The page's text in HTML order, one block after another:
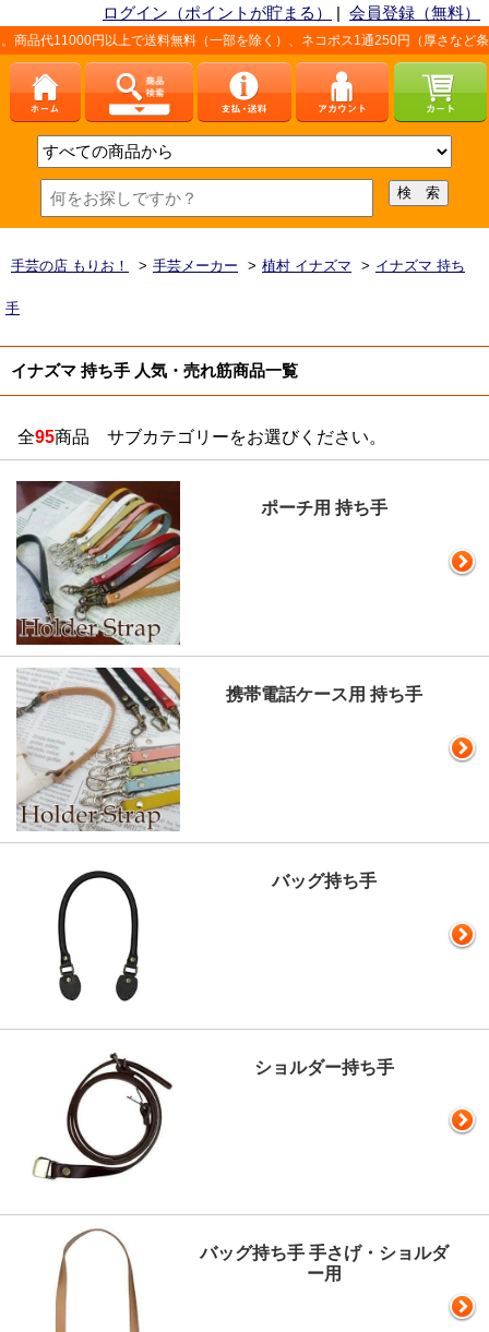
ログイン（ポイントが貯まる） | 会員登録（無料）
以上で送料無料（一部を除く）、ネコポス1通250円（厚さなど条件あり）。
手芸の店 もりお！ > 手芸メーカー > 植村 イナズマ > イナズマ 持ち
手
イナズマ 持ち手 人気・売れ筋商品一覧
全95商品 サブカテゴリーをお選びください。
ポーチ用 持ち手
携帯電話ケース用 持ち手
バッグ持ち手
ショルダー持ち手
バッグ持ち手 手さげ・ショルダ
ー用